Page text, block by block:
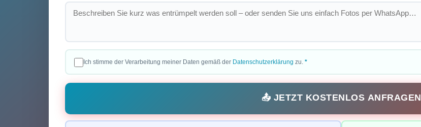
Ich stimme der Verarbeitung meiner Daten gemäß der Datenschutzerklärung zu. *
📤 JETZT KOSTENLOS ANFRAGEN